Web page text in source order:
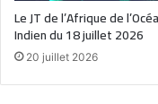
Le JT de l’Afrique de
Indien du 18 juillet 2026
20 juillet 2026